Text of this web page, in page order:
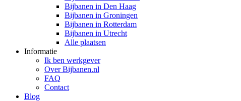
Bijbanen in Den Haag
Bijbanen in Groningen
Bijbanen in Rotterdam
Bijbanen in Utrecht
Alle plaatsen
Informatie
Ik ben werkgever
Over Bijbanen.nl
FAQ
Contact
Blog